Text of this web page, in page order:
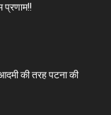
प्रणाम!!
की तरह पटना की